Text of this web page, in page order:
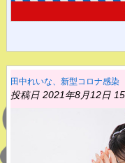
田中れいな、新型コロナ感
投稿日 2021年8月12日